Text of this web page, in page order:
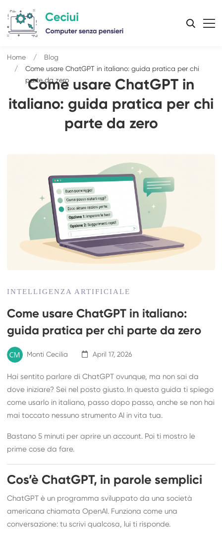
Come usare ChatGPT in
italiano: guida pratica per chi
parte da zero
Home
Blog
Come usare ChatGPT in italiano: guida pratica per chi
parte da zero
INTELLIGENZA ARTIFICIALE
Come usare ChatGPT in italiano:
guida pratica per chi parte da zero
Monti Cecilia April 17, 2026
Hai sentito parlare di ChatGPT ovunque, ma non sai da
dove iniziare? Sei nel posto giusto. In questa guida ti spiego
come usarlo in italiano, passo dopo passo, anche se non hai
mai toccato nessuno strumento AI in vita tua.
Bastano 5 minuti per aprire un account. Poi ti mostro le
prime cose da fare.
Cos’è ChatGPT, in parole semplici
ChatGPT è un programma sviluppato da una società
americana chiamata OpenAI. Funziona come una
conversazione: tu scrivi qualcosa, lui ti risponde.